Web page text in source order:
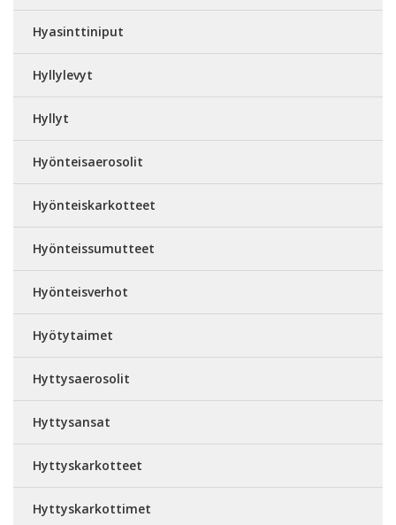
Hyasinttiniput
Hyllylevyt
Hyllyt
Hyönteisaerosolit
Hyönteiskarkotteet
Hyönteissumutteet
Hyönteisverhot
Hyötytaimet
Hyttysaerosolit
Hyttysansat
Hyttyskarkotteet
Hyttyskarkottimet